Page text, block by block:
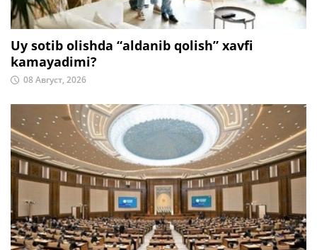
Uy sotib olishda “aldanib qolish” xavfi
kamayadimi?
08 Август, 2026